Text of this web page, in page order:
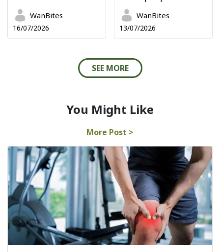
WanBites
16/07/2026
WanBites
13/07/2026
SEE MORE
You Might Like
More Post >